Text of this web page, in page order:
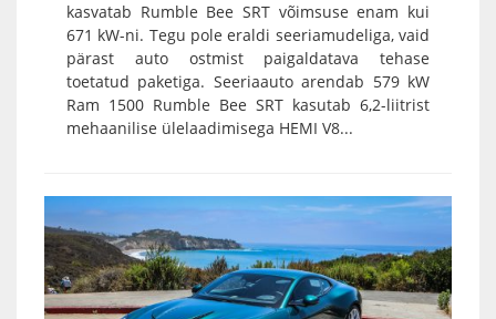
kasvatab Rumble Bee SRT võimsuse enam kui
671 kW-ni. Tegu pole eraldi seeriamudeliga, vaid
pärast auto ostmist paigaldatava tehase
toetatud paketiga. Seeriaauto arendab 579 kW
Ram 1500 Rumble Bee SRT kasutab 6,2-liitrist
mehaanilise ülelaadimisega HEMI V8...